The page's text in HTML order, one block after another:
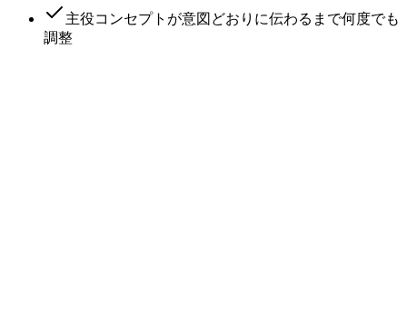
主役コンセプトが意図どおりに伝わるまで何度でも
調整